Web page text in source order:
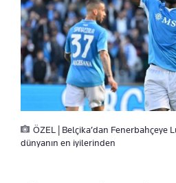
ÖZEL | Belçika’dan Fenerbahçeye
dünyanın en iyilerinden